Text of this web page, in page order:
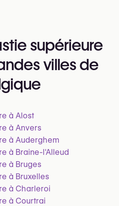
supérieure
villes de
à Alost
à Anvers
à Auderghem
à Braine-l'Alleud
à Bruges
à Bruxelles
à Charleroi
à Courtrai